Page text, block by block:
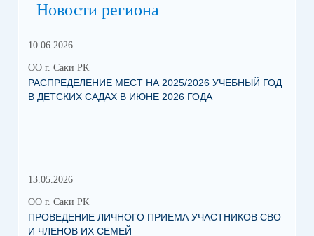
Новости региона
10.06.2026
ОО г. Саки РК
РАСПРЕДЕЛЕНИЕ МЕСТ НА 2025/2026 УЧЕБНЫЙ ГОД
В ДЕТСКИХ САДАХ В ИЮНЕ 2026 ГОДА
13.05.2026
ОО г. Саки РК
ПРОВЕДЕНИЕ ЛИЧНОГО ПРИЕМА УЧАСТНИКОВ СВО
И ЧЛЕНОВ ИХ СЕМЕЙ